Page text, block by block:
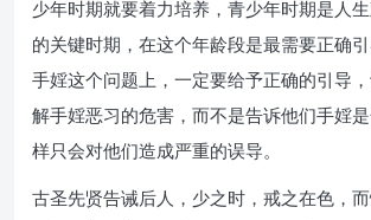
少年时期就要着力培养，青少年时期是人
的关键时期，在这个年龄段是最需要正确
手婬这个问题上，一定要给予正确的引导
解手婬恶习的危害，而不是告诉他们手婬
样只会对他们造成严重的误导。
古圣先贤告诫后人，少之时，戒之在色，